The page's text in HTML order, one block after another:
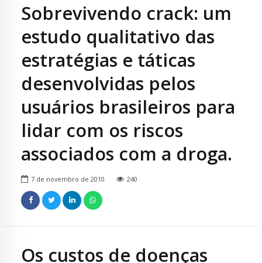
Sobrevivendo crack: um
estudo qualitativo das
estratégias e táticas
desenvolvidas pelos
usuários brasileiros para
lidar com os riscos
associados com a droga.
7 de novembro de 2010 240
Os custos de doenças